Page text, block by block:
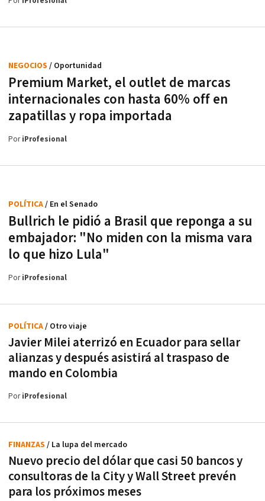
Premium Market, el outlet de marcas
internacionales con hasta 60% off en
zapatillas y ropa importada
NEGOCIOS / Oportunidad
PoriProfesional
Bullrich le pidió a Brasil que reponga a su
embajador: "No miden con la misma vara
lo que hizo Lula"
POLÍTICA/ En el Senado
PoriProfesional
Javier Milei aterrizó en Ecuador para sellar
alianzas y después asistirá al traspaso de
mando en Colombia
POLÍTICA/ Otro viaje
PoriProfesional
Nuevo precio del dólar que casi 50 bancos y
consultoras de la City y Wall Street prevén
para los próximos meses
FINANZAS / La lupa del mercado